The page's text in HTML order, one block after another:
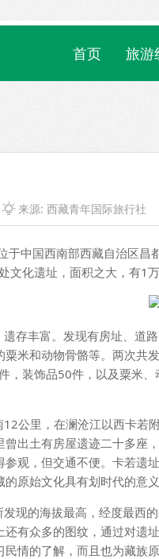
首页 旅游
来源: 西藏青年国际旅行社
中国西南部西藏自治区昌
文化遗址，面积之大，有1
丰富。发现有房址、道
粟米和动物骨骼等。两次
，装饰品50件，以及粟米
公里，在澜沧江以西卡若
出土有房屋遗迹二十多座
观，但交通不便。卡若遗
原始文化具有划时代的意
的海拔最高，经度最西的
有众多的图纹，通过对遗
情的了解，而且也为藏族